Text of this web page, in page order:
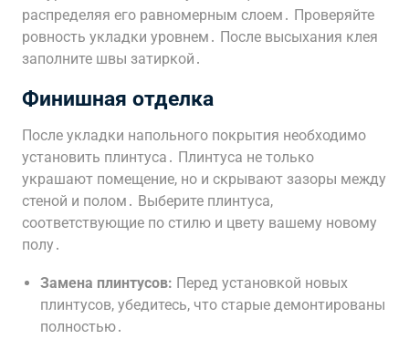
распределяя его равномерным слоем․ Проверяйте
ровность укладки уровнем․ После высыхания клея
заполните швы затиркой․
Финишная отделка
После укладки напольного покрытия необходимо
установить плинтуса․ Плинтуса не только
украшают помещение, но и скрывают зазоры между
стеной и полом․ Выберите плинтуса,
соответствующие по стилю и цвету вашему новому
полу․
Замена плинтусов: Перед установкой новых
плинтусов, убедитесь, что старые демонтированы
полностью․